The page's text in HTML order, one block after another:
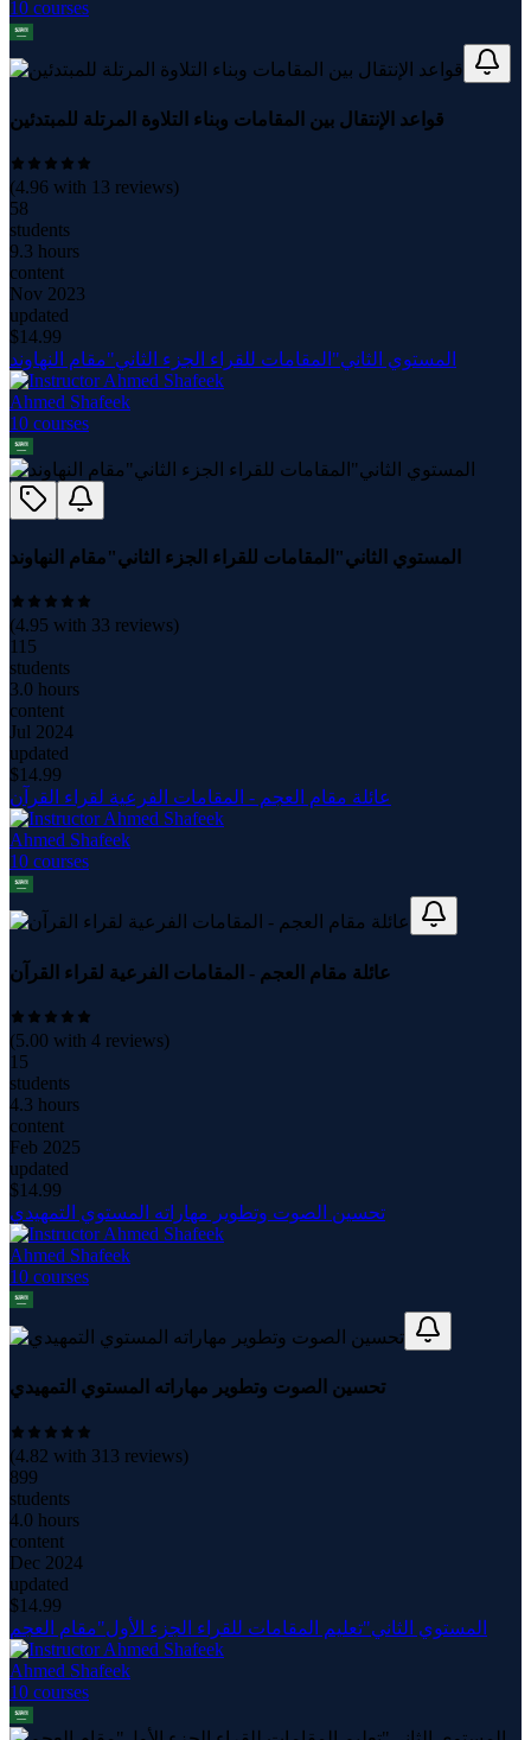
10 courses
قواعد الإنتقال بين المقامات وبناء التلاوة المرتلة للمبتدئين
(4.96 with 13 reviews)
58
students
9.3 hours
content
Nov 2023
updated
$14.99
المستوي الثاني"المقامات للقراء الجزء الثاني"مقام النهاوند
Ahmed Shafeek
10 courses
المستوي الثاني"المقامات للقراء الجزء الثاني"مقام النهاوند
(4.95 with 33 reviews)
115
students
3.0 hours
content
Jul 2024
updated
$14.99
عائلة مقام العجم - المقامات الفرعية لقراء القرآن
Ahmed Shafeek
10 courses
عائلة مقام العجم - المقامات الفرعية لقراء القرآن
(5.00 with 4 reviews)
15
students
4.3 hours
content
Feb 2025
updated
$14.99
تحسين الصوت وتطوير مهاراته المستوي التمهيدي
Ahmed Shafeek
10 courses
تحسين الصوت وتطوير مهاراته المستوي التمهيدي
(4.82 with 313 reviews)
899
students
4.0 hours
content
Dec 2024
updated
$14.99
المستوي الثاني"تعليم المقامات للقراء الجزء الأول"مقام العجم
Ahmed Shafeek
10 courses